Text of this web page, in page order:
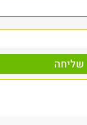
שליחה